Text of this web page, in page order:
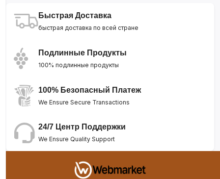
Быстрая Доставка
быстрая доставка по всей стране
Подлинные Продукты
100% подлинные продукты
100% Безопасный Платеж
We Ensure Secure Transactions
24/7 Центр Поддержки
We Ensure Quality Support